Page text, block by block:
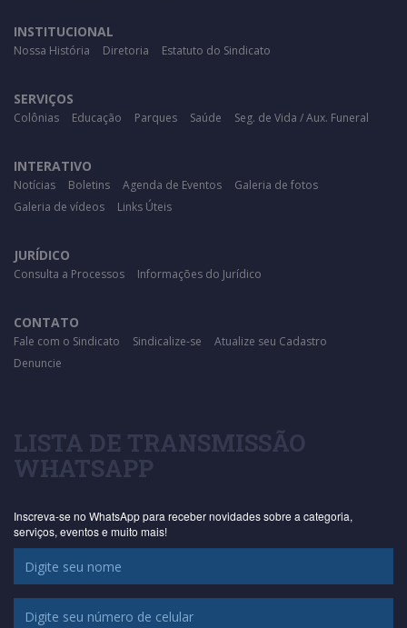
INSTITUCIONAL
Nossa História Diretoria Estatuto do Sindicato
SERVIÇOS
Colônias Educação Parques Saúde Seg. de Vida / Aux. Funeral
INTERATIVO
Notícias Boletins Agenda de Eventos
Galeria de fotos
Galeria de vídeos
Links Úteis
JURÍDICO
Consulta a Processos Informações do Jurídico
CONTATO
Fale com o Sindicato Sindicalize-se
Atualize seu Cadastro
Denuncie
LISTA DE TRANSMISSÃO
WHATSAPP
Inscreva-se no WhatsApp para receber novidades sobre a categoria,
serviços, eventos e muito mais!